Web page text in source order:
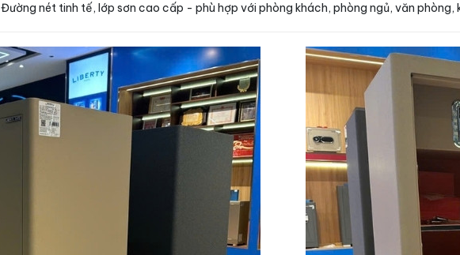
Đường nét tinh tế, lớp sơn cao cấp - phù hợp với phòng khách, phòng ngủ, văn phòng,